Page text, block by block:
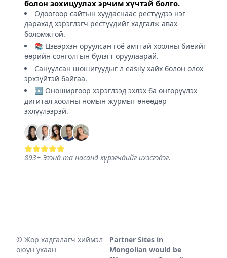
болон зохицуулах эрчим хүчтэй болго.
Одоогоор сайтын хуудаснаас рестүүдээ нэг
дарахад хэрэглэгч рестүүдийг хадгалж авах
боломжтой.
📚 Цэвэрхэн оруулсан гоё амттай хоолны биеийг
өөрийн сонголтын бүлэгт оруулаарай.
Сануулсан шошигуудыг л easily хайх болон олох
эрхзүйтэй байгаа.
🆓 Оноширгоор хэрэглээд эхлэх ба өнгөрүүлэх
дигитал хоолны номын журмыг өнөөдөр
эхлүүлээрэй.
893+ Эзэнд та насанд хүрэгчдийг ихэсгэдэг.
© Жор хадгалагч хиймэл
оюун ухаан
Partner Sites in
Mongolian would be